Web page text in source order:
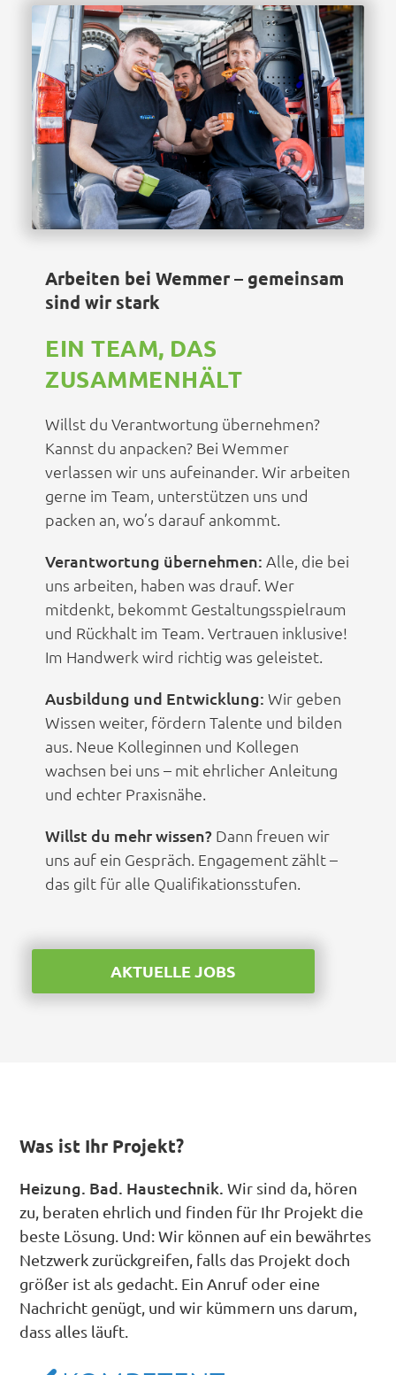
Arbeiten bei Wemmer – gemeinsam
sind wir stark
EIN TEAM, DAS
ZUSAMMENHÄLT
Willst du Verantwortung übernehmen?
Kannst du anpacken? Bei Wemmer
verlassen wir uns aufeinander. Wir arbeiten
gerne im Team, unterstützen uns und
packen an, wo’s darauf ankommt.
Verantwortung übernehmen: Alle, die bei
uns arbeiten, haben was drauf. Wer
mitdenkt, bekommt Gestaltungsspielraum
und Rückhalt im Team. Vertrauen inklusive!
Im Handwerk wird richtig was geleistet.
Ausbildung und Entwicklung: Wir geben
Wissen weiter, fördern Talente und bilden
aus. Neue Kolleginnen und Kollegen
wachsen bei uns – mit ehrlicher Anleitung
und echter Praxisnähe.
Willst du mehr wissen? Dann freuen wir
uns auf ein Gespräch. Engagement zählt –
das gilt für alle Qualifikationsstufen.
AKTUELLE JOBS
Was ist Ihr Projekt?
Heizung. Bad. Haustechnik.Wir sind da, hören
zu, beraten ehrlich und finden für Ihr Projekt die
beste Lösung. Und: Wir können auf ein bewährtes
Netzwerk zurückgreifen, falls das Projekt doch
größer ist als gedacht. Ein Anruf oder eine
Nachricht genügt, und wir kümmern uns darum,
dass alles läuft.